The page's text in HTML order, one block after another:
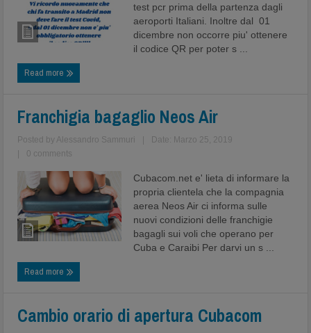
test pcr prima della partenza dagli
aeroporti Italiani. Inoltre dal 01
dicembre non occorre piu' ottenere
il codice QR per poter s ...
Read more
Franchigia bagaglio Neos Air
Posted by Alessandro Sammuri
Date: Marzo 25, 2019
0 comments
Cubacom.net e' lieta di informare la
propria clientela che la compagnia
aerea Neos Air ci informa sulle
nuovi condizioni delle franchigie
bagagli sui voli che operano per
Cuba e Caraibi Per darvi un s ...
Read more
Cambio orario di apertura Cubacom